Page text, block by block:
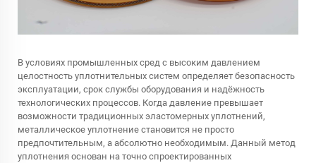
В условиях промышленных сред с высоким давлением
целостность уплотнительных систем определяет безопасность
эксплуатации, срок службы оборудования и надёжность
технологических процессов. Когда давление превышает
возможности традиционных эластомерных уплотнений,
металлическое уплотнение становится не просто
предпочтительным, а абсолютно необходимым. Данный метод
уплотнения основан на точно спроектированных